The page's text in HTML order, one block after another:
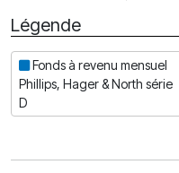
Date
Légende
Fonds à revenu mensuel
Phillips, Hager & North série
D